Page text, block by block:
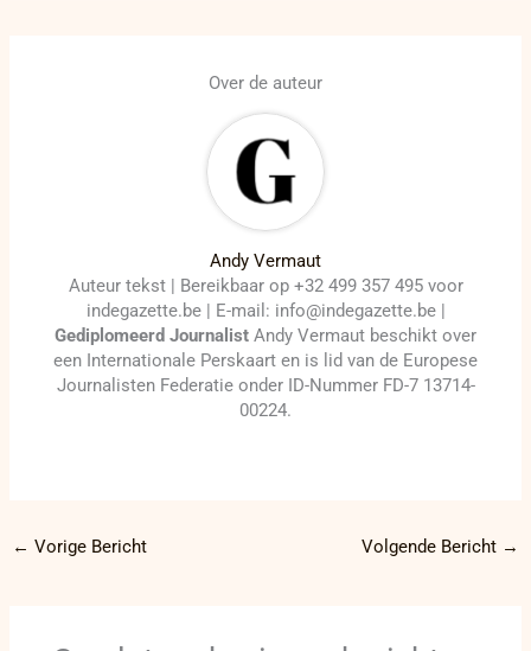
Over de auteur
Andy Vermaut
Auteur tekst | Bereikbaar op +32 499 357 495 voor
indegazette.be | E-mail: info@indegazette.be |
Gediplomeerd Journalist Andy Vermaut beschikt over
een Internationale Perskaart en is lid van de Europese
Journalisten Federatie onder ID-Nummer FD-7 13714-
00224.
← Vorige Bericht Volgende Bericht →